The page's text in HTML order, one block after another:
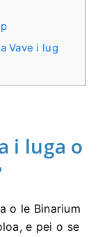
Vave i lug
i luga o
o le Binarium
e pei o se